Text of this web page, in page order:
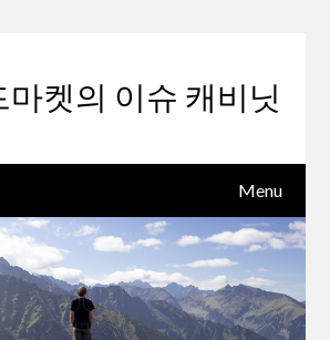
켓의 이슈 캐비닛
Menu